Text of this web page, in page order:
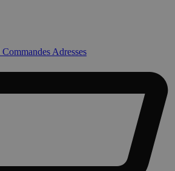
Commandes Adresses